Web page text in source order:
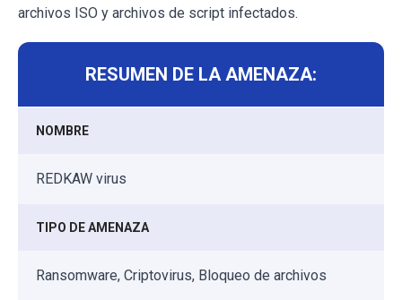
archivos ISO y archivos de script infectados.
RESUMEN DE LA AMENAZA:
NOMBRE
REDKAW virus
TIPO DE AMENAZA
Ransomware, Criptovirus, Bloqueo de archivos